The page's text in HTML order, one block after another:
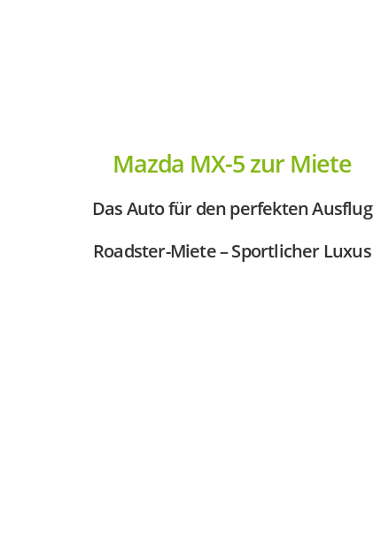
Mazda MX-5 zur Miete
Das Auto für den perfekten Ausflug
Roadster-Miete – Sportlicher Luxus